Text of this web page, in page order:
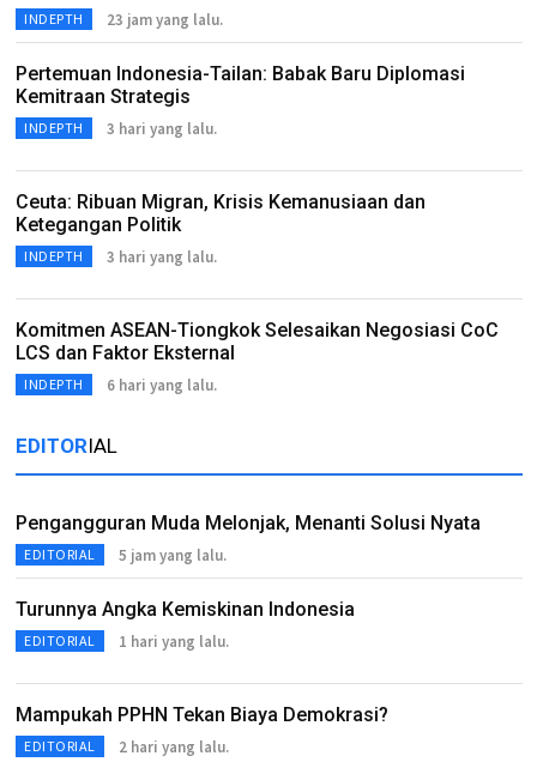
INDEPTH 23 jam yang lalu.
Pertemuan Indonesia-Tailan: Babak Baru Diplomasi
Kemitraan Strategis
INDEPTH 3 hari yang lalu.
Ceuta: Ribuan Migran, Krisis Kemanusiaan dan
Ketegangan Politik
INDEPTH 3 hari yang lalu.
Komitmen ASEAN-Tiongkok Selesaikan Negosiasi CoC
LCS dan Faktor Eksternal
INDEPTH 6 hari yang lalu.
EDITORIAL
Pengangguran Muda Melonjak, Menanti Solusi Nyata
EDITORIAL 5 jam yang lalu.
Turunnya Angka Kemiskinan Indonesia
EDITORIAL 1 hari yang lalu.
Mampukah PPHN Tekan Biaya Demokrasi?
EDITORIAL 2 hari yang lalu.